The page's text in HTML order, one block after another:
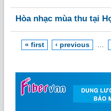
Hòa nhạc mùa thu tại
« first ‹ previous